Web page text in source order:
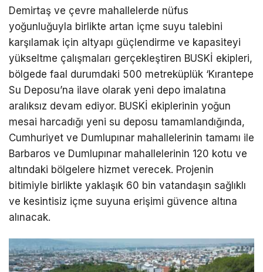
Demirtaş ve çevre mahallelerde nüfus
yoğunluğuyla birlikte artan içme suyu talebini
karşılamak için altyapı güçlendirme ve kapasiteyi
yükseltme çalışmaları gerçekleştiren BUSKİ ekipleri,
bölgede faal durumdaki 500 metreküplük ‘Kırantepe
Su Deposu’na ilave olarak yeni depo imalatına
aralıksız devam ediyor. BUSKİ ekiplerinin yoğun
mesai harcadığı yeni su deposu tamamlandığında,
Cumhuriyet ve Dumlupınar mahallelerinin tamamı ile
Barbaros ve Dumlupınar mahallelerinin 120 kotu ve
altındaki bölgelere hizmet verecek. Projenin
bitimiyle birlikte yaklaşık 60 bin vatandaşın sağlıklı
ve kesintisiz içme suyuna erişimi güvence altına
alınacak.